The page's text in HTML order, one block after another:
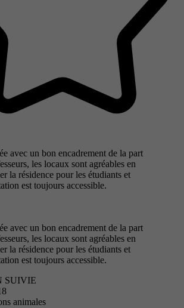
avec un bon encadrement de la part
les locaux sont agréables en
la résidence pour les étudiants et
est toujours accessible.
avec un bon encadrement de la part
les locaux sont agréables en
la résidence pour les étudiants et
est toujours accessible.
SUIVIE
animales